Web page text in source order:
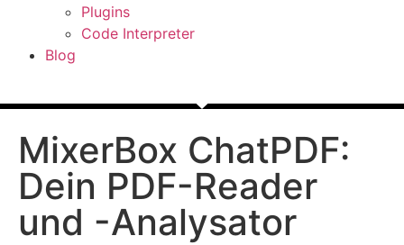
Plugins
Code Interpreter
Blog
MixerBox ChatPDF:
Dein PDF-Reader
und -Analysator